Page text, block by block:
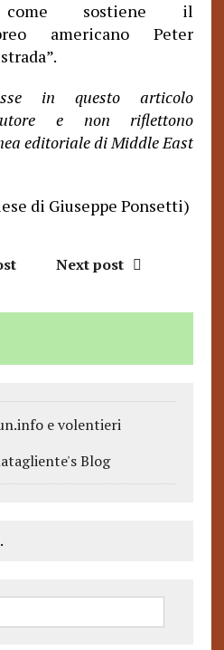
come sostiene il
americano Peter
in questo articolo
e non riflettono
editoriale di Middle East
di Giuseppe Ponsetti)
Next post
e volentieri
Blog